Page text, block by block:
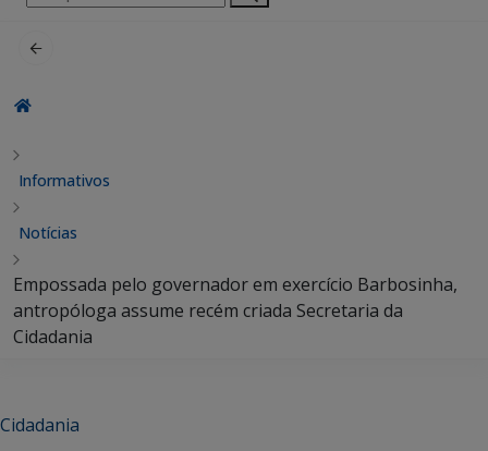
por:
Informativos
Notícias
Empossada pelo governador em exercício Barbosinha,
antropóloga assume recém criada Secretaria da
Cidadania
Cidadania